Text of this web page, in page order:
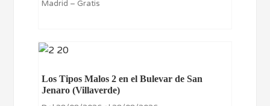
Madrid – Gratis
Los Tipos Malos 2 en el Bulevar de San
Jenaro (Villaverde)